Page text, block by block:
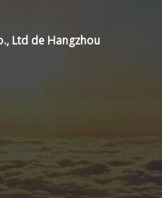
Ltd de Hangzhou